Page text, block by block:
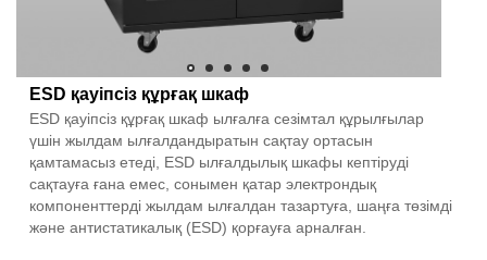
ESD қауіпсіз құрғақ шкаф
ESD қауіпсіз құрғақ шкаф ылғалға сезімтал құрылғылар
үшін жылдам ылғалдандыратын сақтау ортасын
қамтамасыз етеді, ESD ылғалдылық шкафы кептіруді
сақтауға ғана емес, сонымен қатар электрондық
компоненттерді жылдам ылғалдан тазартуға, шаңға төзімді
және антистатикалық (ESD) қорғауға арналған.